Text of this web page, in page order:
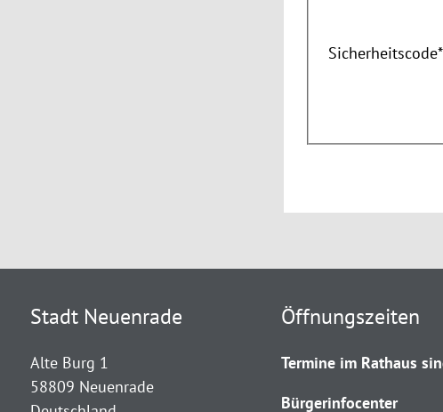
Sicherheitscode*
Stadt Neuenrade
Alte Burg 1
58809 Neuenrade
Öffnungszeiten
Termine im Rathaus
Bürgerinfocenter